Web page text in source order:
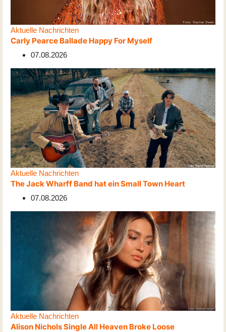
Aktuelle Nachrichten
Carly Pearce Ballade Happy For Myself
07.08.2026
Aktuelle Nachrichten
The Jack Wharff Band hat ein Small Town Heart
07.08.2026
Aktuelle Nachrichten
Alison Nichols Single All Heaven Broke Loose